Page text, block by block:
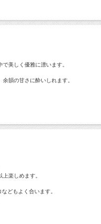
美しく優雅に漂います。
韻の甘さに酔いしれます。
楽しめます。
どもよく合います。